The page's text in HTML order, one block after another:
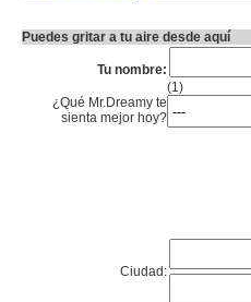
Puedes gritar a tu aire desde aquí
Tu nombre:
(1)
¿Qué Mr.Dreamy te
sienta mejor hoy?
Ciudad: